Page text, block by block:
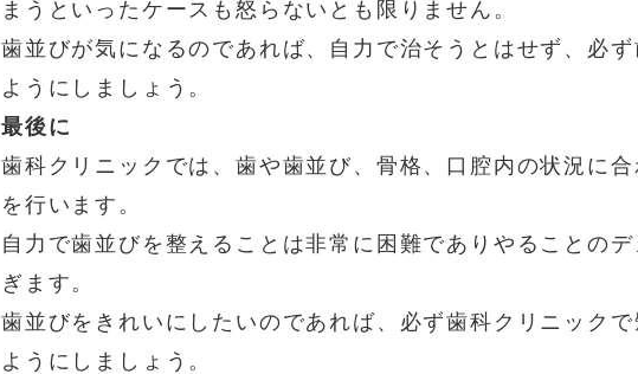
まうといったケースも怒らないとも限りません。
歯並びが気になるのであれば、自力で治そうとはせず、必
ようにしましょう。
最後に
歯科クリニックでは、歯や歯並び、骨格、口腔内の状況に
を行います。
自力で歯並びを整えることは非常に困難でありやることの
ぎます。
歯並びをきれいにしたいのであれば、必ず歯科クリニック
ようにしましょう。